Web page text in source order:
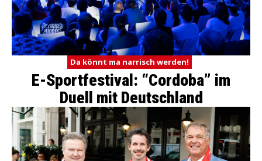
Da könnt ma narrisch werden!
E-Sportfestival: “Cordoba” im
Duell mit Deutschland